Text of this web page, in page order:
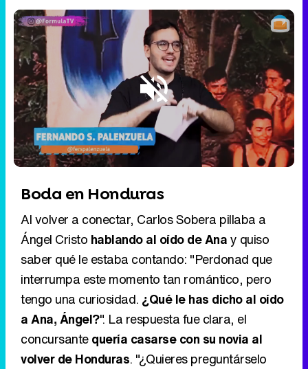
Unmute /
Loaded:
6.59%
Boda en Honduras
Al volver a conectar, Carlos Sobera pillaba a
Ángel Cristo hablando al oído de Anay quiso
saber qué le estaba contando: "Perdonad que
interrumpa este momento tan romántico, pero
tengo una curiosidad. ¿Qué le has dicho al oído
a Ana, Ángel?". La respuesta fue clara, el
concursantequería casarse con su novia al
volver de Honduras. "¿Quieres preguntárselo